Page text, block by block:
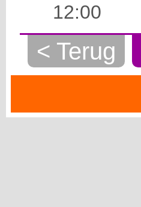
12:00
< Terug